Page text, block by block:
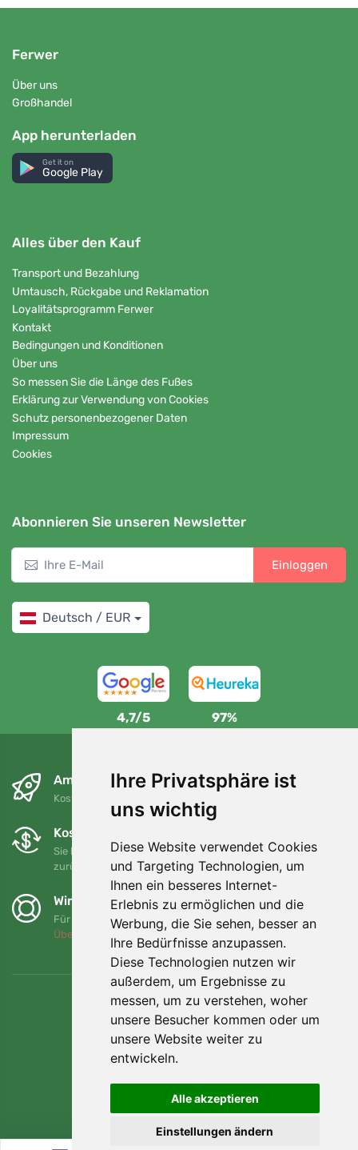
Ihre Privatsphäre ist
uns wichtig
Diese Website verwendet Cookies
und Targeting Technologien, um
Ihnen ein besseres Internet-
Erlebnis zu ermöglichen und die
Werbung, die Sie sehen, besser an
Ihre Bedürfnisse anzupassen.
Diese Technologien nutzen wir
außerdem, um Ergebnisse zu
messen, um zu verstehen, woher
unsere Besucher kommen oder um
unsere Website weiter zu
entwickeln.
Alle akzeptieren
Einstellungen ändern
Ferwer
Über uns
Großhandel
App herunterladen
Get it on
Google Play
Alles über den Kauf
Transport und Bezahlung
Umtausch, Rückgabe und Reklamation
Loyalitätsprogramm Ferwer
Kontakt
Bedingungen und Konditionen
Über uns
So messen Sie die Länge des Fußes
Erklärung zur Verwendung von Cookies
Schutz personenbezogener Daten
Impressum
Cookies
Abonnieren Sie unseren Newsletter
Einloggen
Deutsch / EUR
4,7/5 97%
Am nächsten Tag und kostenlos
Kostenloser Versand für Bestellungen über 80 EUR
Kostenloser Umtausch und Rückgabe
Sie können Ihre Bestellung jederzeit innerhalb von 90 Tagen
zurückgeben oder umtauschen.
Wir unterstützen Trees.org
Für jede Bestellung pflanzen wir einen Baum! Mehr lesen
Über uns